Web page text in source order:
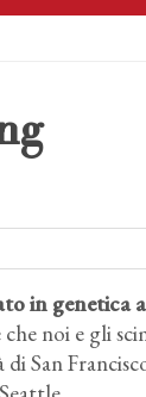
in genetica
noi e gli
San